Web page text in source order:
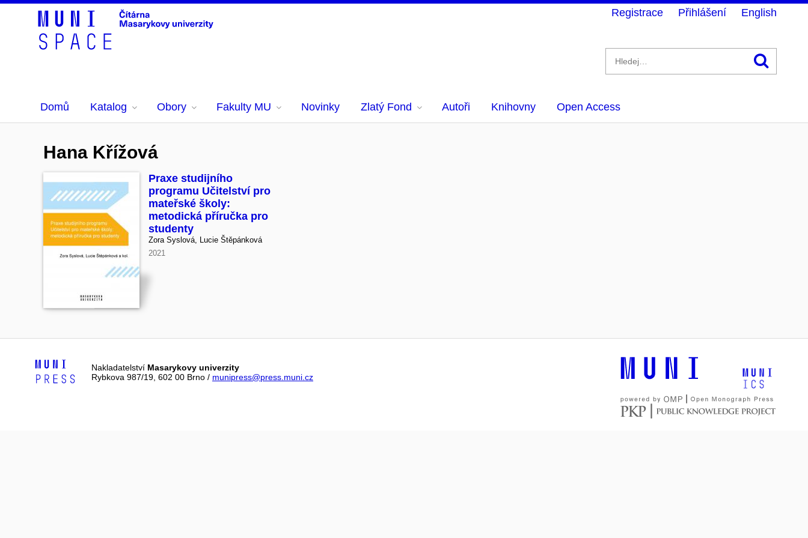
Domů Katalog Obory Fakulty MU Novinky Zlatý Fond Autoři Knihovny Open Access
Registrace Přihlášení English
Hana Křížová
Praxe studijního
programu Učitelství pro
mateřské školy:
metodická příručka pro
studenty
Zora Syslová, Lucie Štěpánková
2021
Nakladatelství Masarykovy univerzity
Rybkova 987/19, 602 00 Brno / munipress@press.muni.cz